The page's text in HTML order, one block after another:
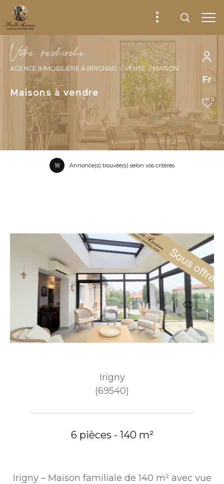
Fr
0
Vore recece
AGENCE IMMOBILIÈRE À BRIGNAIS VENTE MAISON
Maisons à vendre
18 Annonce(s) trouvée(s) selon vos critères
Irigny
(69540)
6 pièces - 140 m²
Irigny – Maison familiale de 140 m² avec vue